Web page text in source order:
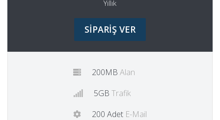
Yıllık
SİPARİŞ VER
200MB Alan
5GB Trafik
200 Adet E-Mail